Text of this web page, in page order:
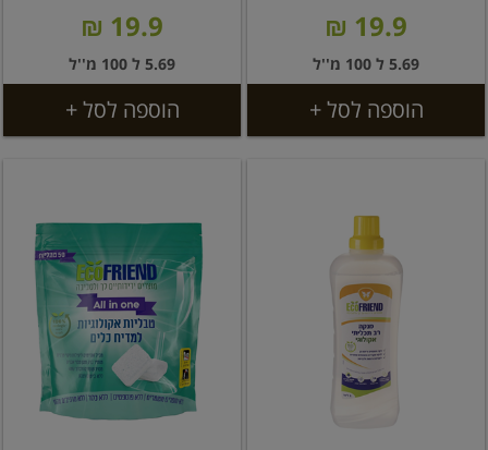
19.9 ₪
5.69 ל 100 מ''ל
הוספה לסל +
19.9 ₪
5.69 ל 100 מ''ל
הוספה לסל +